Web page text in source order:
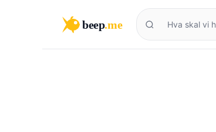
beep.me